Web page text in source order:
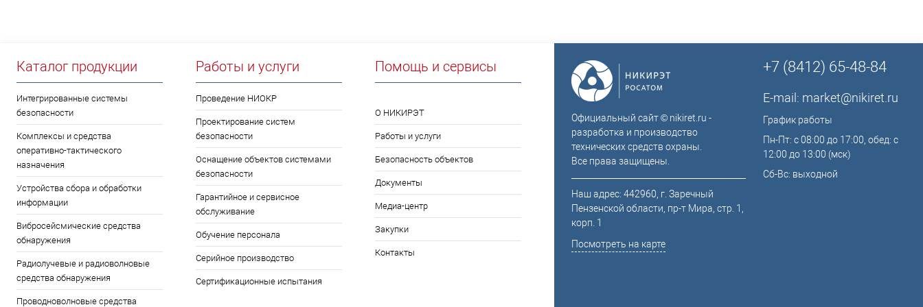
Каталог продукции
Интегрированные системы
безопасности
Комплексы и средства
оперативно-тактического
назначения
Устройства сбора и обработки
информации
Вибросейсмические средства
обнаружения
Радиолучевые и радиоволновые
средства обнаружения
Проводноволновые средства
Работы и услуги
Проведение НИОКР
Проектирование систем
безопасности
Оснащение объектов системами
безопасности
Гарантийное и сервисное
обслуживание
Обучение персонала
Серийное производство
Сертификационные испытания
Помощь и сервисы
О НИКИРЭТ
Работы и услуги
Безопасность объектов
Документы
Медиа-центр
Закупки
Контакты
Официальный сайт © nikiret.ru -
разработка и производство
технических средств охраны.
Все права защищены.
Наш адрес: 442960, г. Заречный
Пензенской области, пр-т Мира, стр. 1,
корп. 1
Посмотреть на карте
+7 (8412) 65-48-84
E-mail: market@nikiret.ru
График работы
Пн-Пт: с 08:00 до 17:00, обед: с
12:00 до 13:00 (мск)
Сб-Вс: выходной